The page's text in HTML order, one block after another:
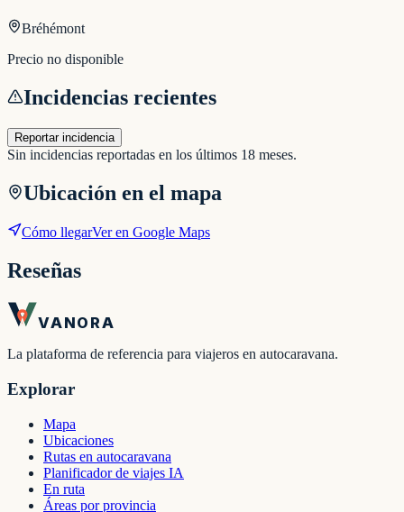
Bréhémont
Precio no disponible
Incidencias recientes
Reportar incidencia
Sin incidencias reportadas en los últimos 18 meses.
Ubicación en el mapa
Cómo llegarVer en Google Maps
Reseñas
VANORA
La plataforma de referencia para viajeros en autocaravana.
Explorar
Mapa
Ubicaciones
Rutas en autocaravana
Planificador de viajes IA
En ruta
Áreas por provincia